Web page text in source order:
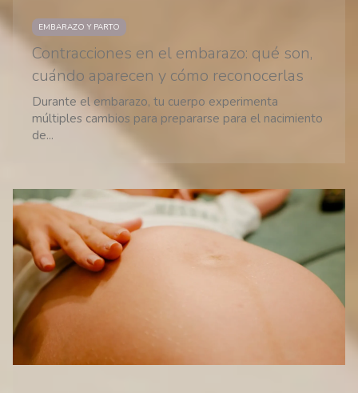
Contracciones en el embarazo: qué son,
cuándo aparecen y cómo reconocerlas
EMBARAZO Y PARTO
Durante el embarazo, tu cuerpo experimenta
múltiples cambios para prepararse para el nacimiento
de...